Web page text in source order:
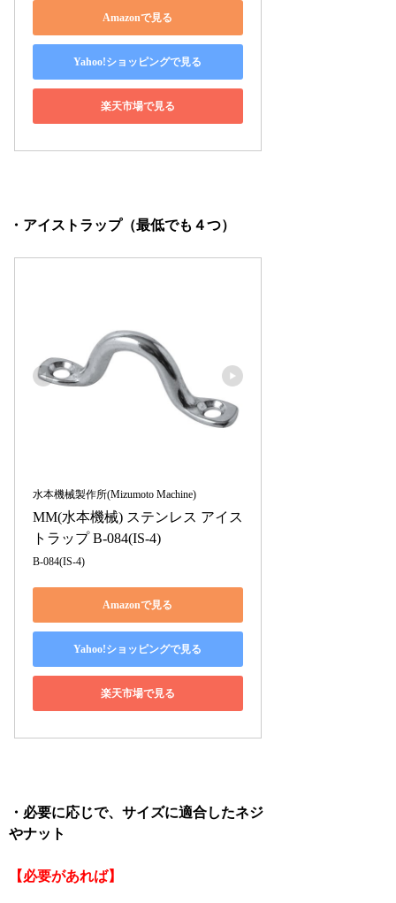
Amazonで見る
Yahoo!ショッピングで見る
楽天市場で見る
・アイストラップ（最低でも４つ）
水本機械製作所(Mizumoto Machine)
MM(水本機械) ステンレス アイス
トラップ B-084(IS-4)
B-084(IS-4)
Amazonで見る
Yahoo!ショッピングで見る
楽天市場で見る
・必要に応じで、サイズに適合したネジ
やナット
【必要があれば】